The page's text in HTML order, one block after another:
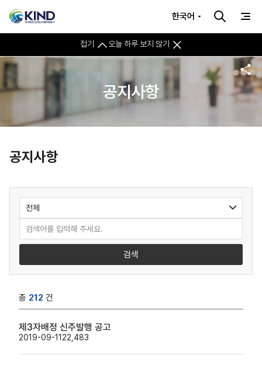
접기 오늘 하루 보지 않기
한국어
공지사항
공지사항
검색
총 212 건
제3자배정 신주발행 공고
2019-09-1122,483